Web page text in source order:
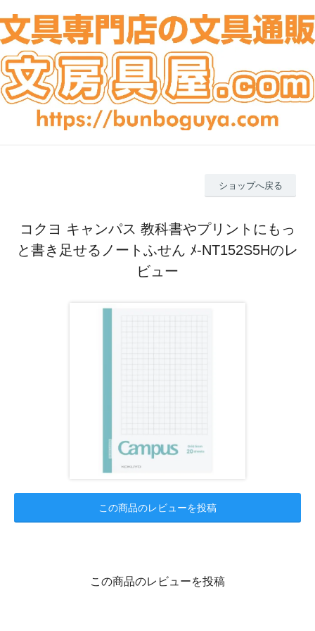
ショップへ戻る
コクヨ キャンパス 教科書やプリントにもっ
と書き足せるノートふせん ﾒ-NT152S5Hのレ
ビュー
この商品のレビューを投稿
この商品のレビューを投稿